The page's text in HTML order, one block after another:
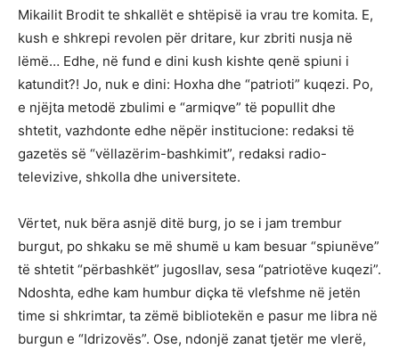
Mikailit Brodit te shkallët e shtëpisë ia vrau tre komita. E,
kush e shkrepi revolen për dritare, kur zbriti nusja në
lëmë… Edhe, në fund e dini kush kishte qenë spiuni i
katundit?! Jo, nuk e dini: Hoxha dhe “patrioti” kuqezi. Po,
e njëjta metodë zbulimi e “armiqve” të popullit dhe
shtetit, vazhdonte edhe nëpër institucione: redaksi të
gazetës së “vëllazërim-bashkimit”, redaksi radio-
televizive, shkolla dhe universitete.
Vërtet, nuk bëra asnjë ditë burg, jo se i jam trembur
burgut, po shkaku se më shumë u kam besuar “spiunëve”
të shtetit “përbashkët” jugosllav, sesa “patriotëve kuqezi”.
Ndoshta, edhe kam humbur diçka të vlefshme në jetën
time si shkrimtar, ta zëmë bibliotekën e pasur me libra në
burgun e “Idrizovës”. Ose, ndonjë zanat tjetër me vlerë,